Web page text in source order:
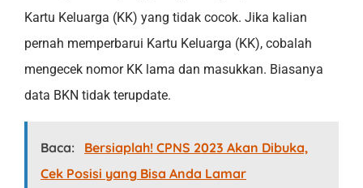
Kartu Keluarga (KK) yang tidak cocok. Jika kalian
pernah memperbarui Kartu Keluarga (KK), cobalah
mengecek nomor KK lama dan masukkan. Biasanya
data BKN tidak terupdate.
Baca:
Bersiaplah! CPNS 2023 Akan Dibuka,
Cek Posisi yang Bisa Anda Lamar